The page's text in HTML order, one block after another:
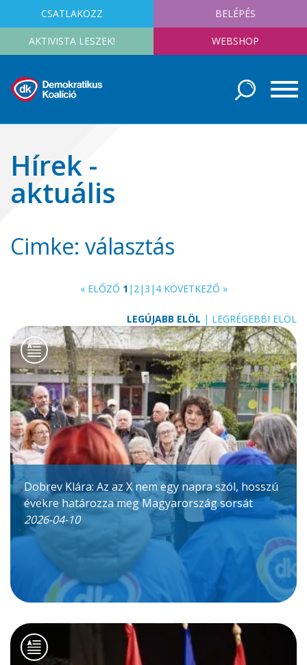
CSATLAKOZZ BELÉPÉS
AKTIVISTA LESZEK! WEBSHOP
Hírek -
aktuális
Cimke: választás
« ELŐZŐ 1 | 2|3 | 4 KÖVETKEZŐ »
LEGÚJABB ELÖL | LEGRÉGEBBI ELÖL
Dobrev Klára: Az az X nem egy napra szól, hosszú
évekre határozza meg Magyarország sorsát
2026-04-10